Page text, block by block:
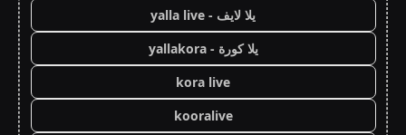
يلا لايف - yalla live
يلا كورة - yallakora
kora live
kooralive